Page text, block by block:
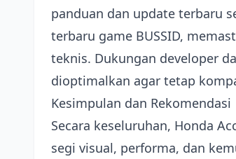
panduan dan update terbaru
terbaru game BUSSID,
teknis. Dukungan developer
dioptimalkan agar tetap
Kesimpulan dan Rekomendasi
Secara keseluruhan, Honda
segi visual, performa, dan